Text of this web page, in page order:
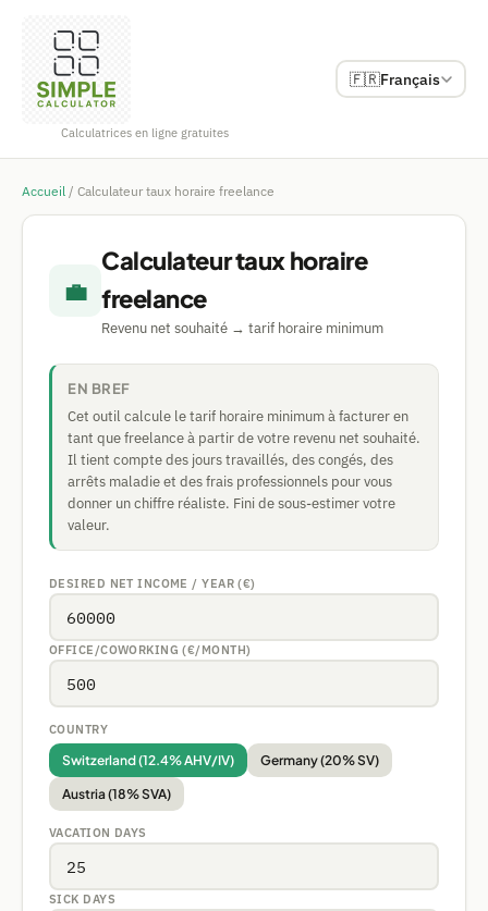
Calculatrices en ligne gratuites
🇫🇷Français
Accueil / Calculateur taux horaire freelance
💼
Calculateur taux horaire
freelance
Revenu net souhaité → tarif horaire minimum
EN BREF
Cet outil calcule le tarif horaire minimum à facturer en
tant que freelance à partir de votre revenu net souhaité.
Il tient compte des jours travaillés, des congés, des
arrêts maladie et des frais professionnels pour vous
donner un chiffre réaliste. Fini de sous-estimer votre
valeur.
DESIRED NET INCOME / YEAR (€)
OFFICE/COWORKING (€/MONTH)
COUNTRY
Switzerland (12.4% AHV/IV) Germany (20% SV)
Austria (18% SVA)
VACATION DAYS
SICK DAYS